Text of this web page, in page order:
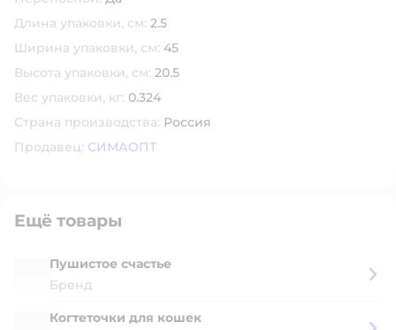
Длина упаковки, см: 2.5
Ширина упаковки, см: 45
Высота упаковки, см: 20.5
Вес упаковки, кг: 0.324
Страна производства: Россия
Продавец: СИМАОПТ
Ещё товары
Пушистое счастье
Бренд
Когтеточки для кошек